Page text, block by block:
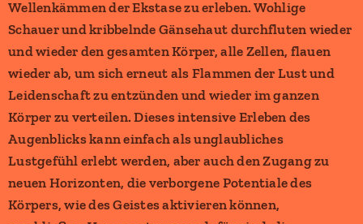
Wellenkämmen der Ekstase zu erleben. Wohlige
Schauer und kribbelnde Gänsehaut durchfluten wieder
und wieder den gesamten Körper, alle Zellen, flauen
wieder ab, um sich erneut als Flammen der Lust und
Leidenschaft zu entzünden und wieder im ganzen
Körper zu verteilen. Dieses intensive Erleben des
Augenblicks kann einfach als unglaubliches
Lustgefühl erlebt werden, aber auch den Zugang zu
neuen Horizonten, die verborgene Potentiale des
Körpers, wie des Geistes aktivieren können,